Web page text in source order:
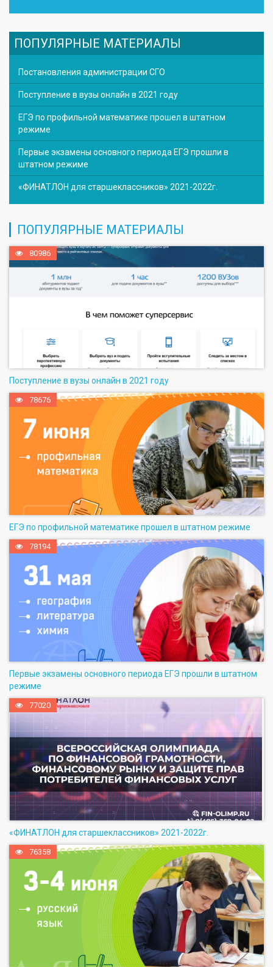
ПОПУЛЯРНЫЕ МАТЕРИАЛЫ
Постановления администрации СГО
Поступление в вузы онлайн в 2021 году
ЕГЭ по профильной математике прошел в штатном
режиме
Первые экзамены основного периода ЕГЭ прошли в
штатном режиме
«ФИНАТЛОН для старшеклассников» 2021-2022г.
ПОПУЛЯРНЫЕ МАТЕРИАЛЫ
80986
Поступление в вузы онлайн в 2021 году
78676
ЕГЭ по профильной математике прошел в штатном режиме
78194
Первые экзамены основного периода ЕГЭ прошли в штатном
режиме
77020
«ФИНАТЛОН для старшеклассников» 2021-2022г.
76358